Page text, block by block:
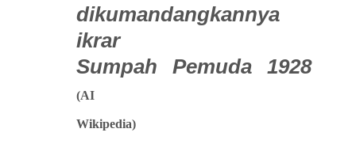
dikumandangkannya
ikrar
Sumpah Pemuda 1928
(AI
Wikipedia)